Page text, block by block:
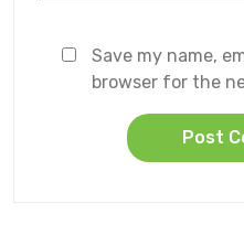
Save my name,
browser for the